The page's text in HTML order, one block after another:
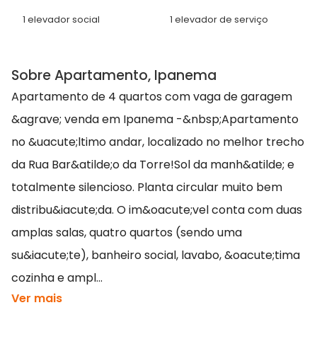
1 elevador social 1 elevador de serviço
Sobre Apartamento, Ipanema
Apartamento de 4 quartos com vaga de garagem
&agrave; venda em Ipanema -&nbsp;Apartamento
no &uacute;ltimo andar, localizado no melhor trecho
da Rua Bar&atilde;o da Torre!Sol da manh&atilde; e
totalmente silencioso. Planta circular muito bem
distribu&iacute;da. O im&oacute;vel conta com duas
amplas salas, quatro quartos (sendo uma
su&iacute;te), banheiro social, lavabo, &oacute;tima
cozinha e ampl...
Ver mais